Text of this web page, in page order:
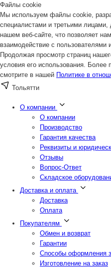
Файлы cookie
Мы используем файлы cookie,
специалистами и третьими лицами,
нашем веб-сайте, что позволяет
взаимодействие с пользователями
Продолжая просмотр страниц
условия его использования. Более
смотрите в нашей Политике в
Тольятти
О компании
О компании
Производство
Гарантия качества
Реквизиты и
Отзывы
Вопрос-Ответ
Складское
Доставка и оплата
Доставка
Оплата
Покупателям
Обмен и возврат
Гарантии
Способы оформления
Изготовление на заказ